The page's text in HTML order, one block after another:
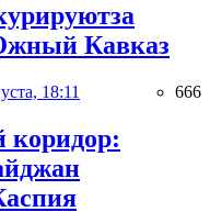
Кавказ
18:11 666
коридор: